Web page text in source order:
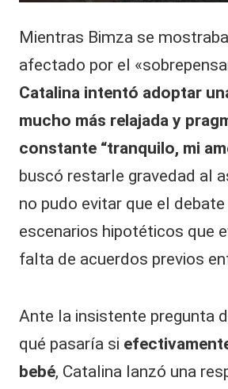
​Mientras Bimza se
afectado por el
Catalina intentó adoptar
mucho más relajada y
constante “tranquilo, mi
buscó restarle gravedad al
no pudo evitar que el
escenarios hipotéticos que
falta de acuerdos previos
​Ante la insistente pregunta
qué pasaría si
bebé, Catalina lanzó una